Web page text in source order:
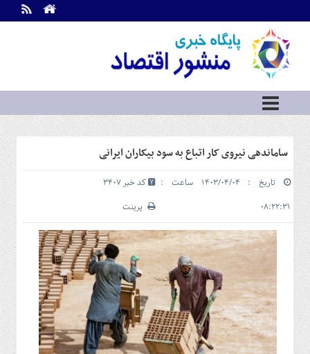
اطلاعات
تماس
ما
درباره
ما
سرویس
ها
بازار
سرمایه
و
بورس
و
شهری
گاز
و
پتروشیمی
ساماندهی نیروی کار اتباع به سود بیکاران ایرانی
تاریخ : ۱۴۰۳/۰۴/۰۴ ساعت :
۰۸:۲۲:۳۱
کد خبر 3407
پرینت